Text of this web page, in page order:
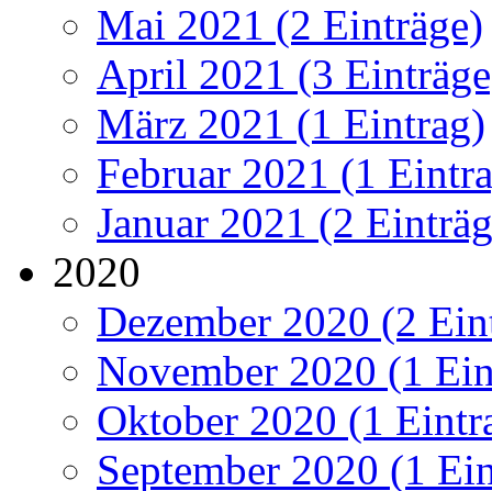
Mai 2021 (2 Einträge)
April 2021 (3
März 2021 (1 Eintrag)
Februar 2021 (1
Januar 2021 (2
2020
Dezember 2020 (2
November 2020 (1
Oktober 2020 (1
September 2020 (1